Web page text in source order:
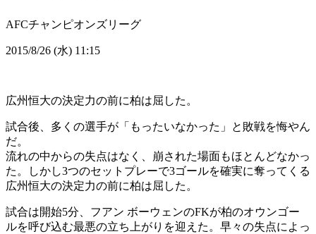
AFCチャンピオンズリーグ
2015/8/26 (水) 11:15
広州恒大の決定力の前に柏は屈した。
試合後、多くの選手が「もったいなかった」と敗戦を悔やん
だ。
流れの中からの失点はなく、崩された場面もほとんどなかっ
た。しかし3つのセットプレーで3ゴールを確実に奪ってくる
広州恒大の決定力の前に柏は屈した。
試合は開始5分、フアン ボーウェンのFKが柏のオウンゴー
ルを呼び込む最悪の立ち上がりを迎えた。早々の失点によっ